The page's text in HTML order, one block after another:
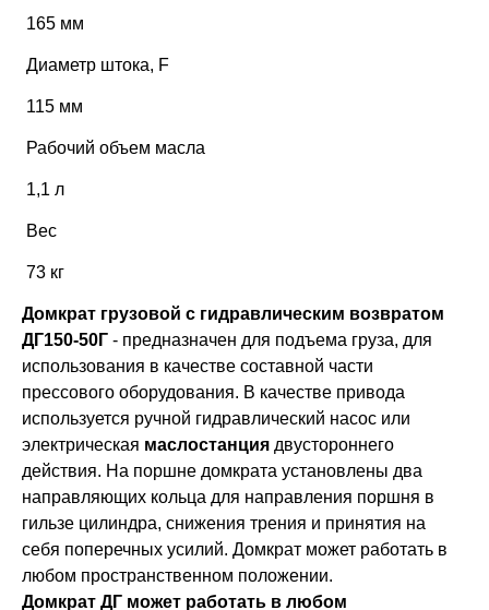
165 мм
Диаметр штока, F
115 мм
Рабочий объем масла
1,1 л
Вес
73 кг
Домкрат грузовой с гидравлическим возвратом
ДГ150-50Г - предназначен для подъема груза, для
использования в качестве составной части
прессового оборудования. В качестве привода
используется ручной гидравлический насос или
электрическая маслостанция двустороннего
действия. На поршне домкрата установлены два
направляющих кольца для направления поршня в
гильзе цилиндра, снижения трения и принятия на
себя поперечных усилий. Домкрат может работать в
любом пространственном положении.
Домкрат ДГ может работать в любом